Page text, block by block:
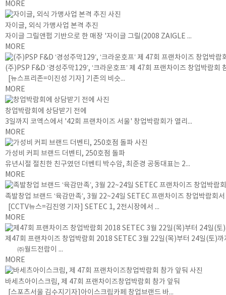
MORE
자이글, 외식 가맹사업 본격 추진
자이글 그릴앤펍 기반으로 한 매장 '자이글 그릴(2008 ZAIGLE ...
MORE
(주)PSP F&D ‘경성주막129’, ‘크라운호프’ 제 47회 프랜차이즈 창업박람회
[뉴스프리존=이진성 기자] 기존의 비슷...
MORE
창업박람회에 상담받기 전에
3일까지 코엑스에서 '42회 프랜차이즈 서울' 창업박람회가 열리...
MORE
가성비 커피 브랜드 더벤티, 250호점 돌파
유년시절 절친한 친구였던 더벤티 박수암, 최준경 공동대표는 2...
MORE
족발창업 브랜드 ‘육감만족’, 3월 22~24일 SETEC 프랜차이즈 창업박람회
[CCTV뉴스=김진영 기자] SETEC 1, 2전시장에서 ...
MORE
제47회 프랜차이즈 창업박람회 2018 SETEC 3월 22일(목)부터 24일(토)까
㈜월드전람이 ...
MORE
바세츠아이스크림, 제 47회 프랜차이즈창업박람회 참가 앞둬
[스포츠서울 김수지기자]아이스크림카페 창업브랜드 바...